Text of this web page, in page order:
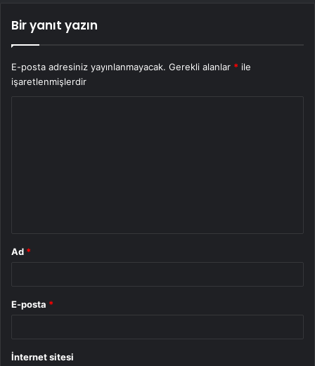
Bir yanıt yazın
E-posta adresiniz yayınlanmayacak. Gerekli alanlar * ile
işaretlenmişlerdir
Ad *
E-posta *
İnternet sitesi